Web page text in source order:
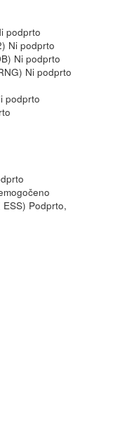
podprto
Ni podprto
Ni podprto
Ni podprto
podprto
Podprto,